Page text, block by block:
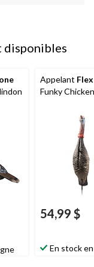
disponibles
Appelant
Funky
54,99 $
En stock